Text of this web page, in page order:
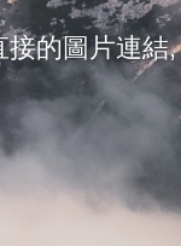
接的圖片連結,